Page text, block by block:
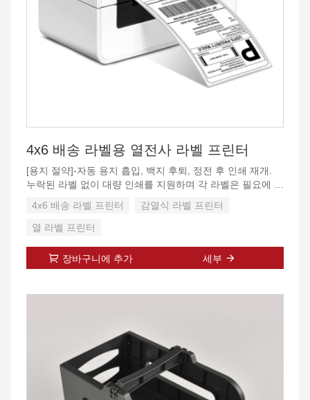
4x6 배송 라벨용 열전사 라벨 프린터
[용지 절약]-자동 용지 흡입, 백지 후퇴, 정전 후 인쇄 재개.
누락된 라벨 없이 대량 인쇄를 지원하며 각 라벨은 필요에 따
라 인쇄됩니다. 오류가 발생한 라벨을 누락 없이 재인쇄할 수
있습니다.
열전사 라벨 프린터는 접힌 감열지, 감열지, 감열지, 접착식
감열지 및 4x6 라벨 등의 인쇄 라벨과 호환됩니다. 자동 분석
및 1”(25mm) ~ 11.81”(300mm) 길이의 라벨 용지 인쇄를 지
라벨, 대량 우편 라벨 등 대부분의 감열 직접 라벨에 적합합
니다. 쇼피파이
4x6 배송 라벨 프린터
감열식 라벨 프린터
열 라벨 프린터
장바구니에 추가 세부